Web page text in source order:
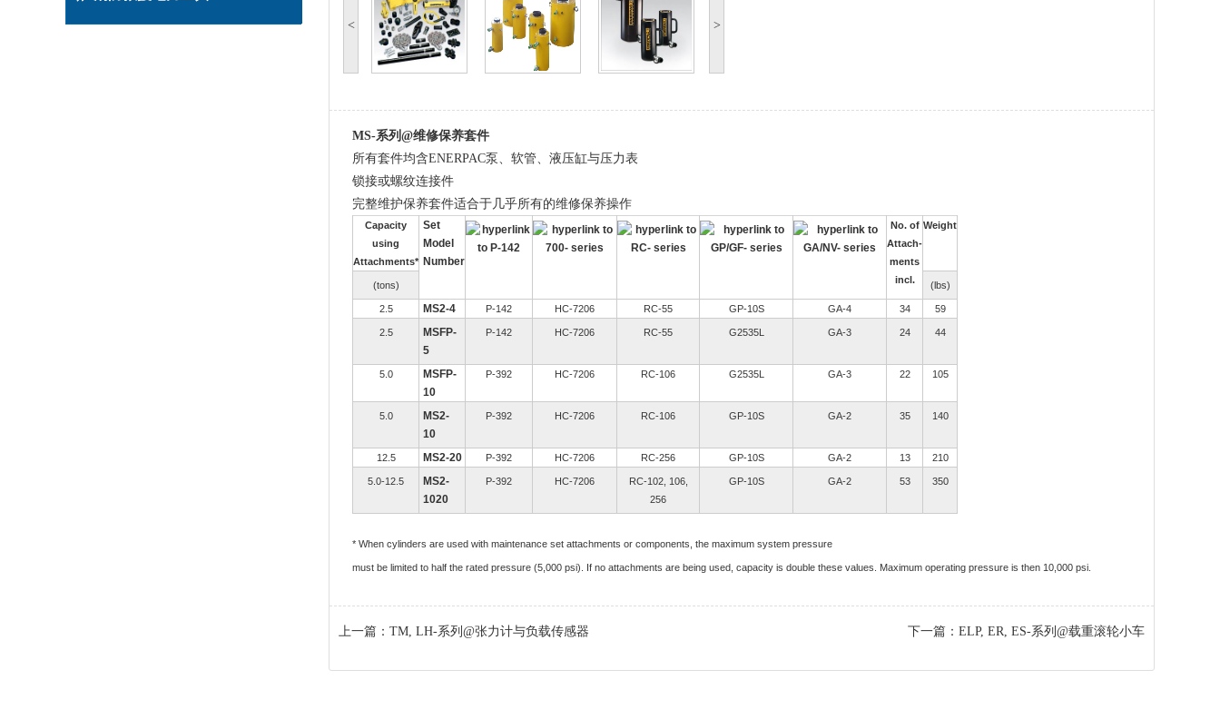
< >
MS-系列@维修保养套件
所有套件均含ENERPAC泵、软管、液压缸与压力表
锁接或螺纹连接件
完整维护保养套件适合于几乎所有的维修保养操作
Capacity
using
Attachments*
Set
Model
Number
No. of
Attach-
ments
incl.
Weight
(tons) (lbs)
2.5 MS2-4 P-142 HC-7206 RC-55 GP-10S GA-4 34 59
2.5
MSFP-
5
P-142 HC-7206 RC-55 G2535L GA-3 24 44
5.0
MSFP-
10
P-392 HC-7206 RC-106 G2535L GA-3 22 105
5.0
MS2-
10
P-392 HC-7206 RC-106 GP-10S GA-2 35 140
12.5 MS2-20 P-392 HC-7206 RC-256 GP-10S GA-2 13 210
5.0-12.5
MS2-
1020
P-392 HC-7206
RC-102, 106,
256
GP-10S GA-2 53 350
* When cylinders are used with maintenance set attachments or components, the maximum system pressure
must be limited to half the rated pressure (5,000 psi). If no attachments are being used, capacity is double these values. Maximum operating pressure is then 10,000 psi.
上一篇： TM, LH-系列@张力计与负载传感器 下一篇： ELP, ER, ES-系列@载重滚轮小车